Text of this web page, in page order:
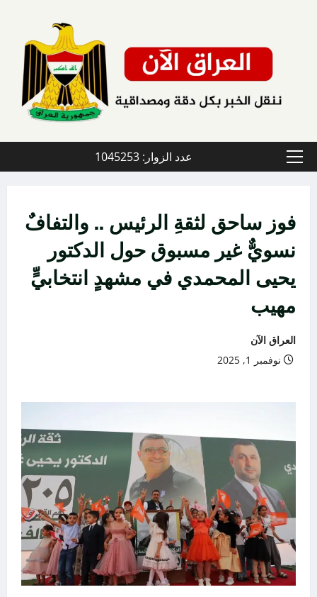
القائمة
عدد الزوار: 1045253
فوز ساحق لثقةِ الرئيس .. والتفافٌ
نسويٌّ غير مسبوق حول الدكتور
يحيى المحمدي في مشهدٍ انتخابيٍّ
مهيب
العراق الآن
نوفمبر 1, 2025